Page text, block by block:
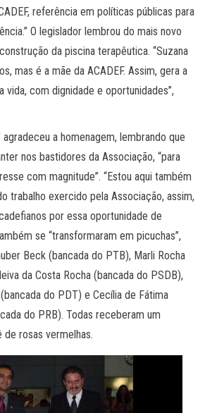
referência em políticas públicas para
O legislador lembrou do mais novo
da piscina terapêutica. “Suzana
mas é a mãe da ACADEF. Assim, gera a
vida, com dignidade e oportunidades”,
agradeceu a homenagem, lembrando que
nos bastidores da Associação, “para
com magnitude”. “Estou aqui também
trabalho exercido pela Associação, assim,
por essa oportunidade de
se “transformaram em picuchas”,
Beck (bancada do PTB), Marli Rocha
da Costa Rocha (bancada do PSDB),
do PDT) e Cecília de Fátima
do PRB). Todas receberam um
rosas vermelhas.